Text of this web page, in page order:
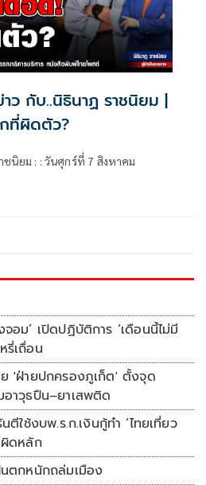
ว กับ..นิธินาฏ ราชนิยม |
ที่ผิดตัว?
นิยม : : วันศุกร์ที่ 7 สิงหาคม
จอม’ เปิดปฏิบัติการ ‘เดือนนี้ไม่มี
รี่เถื่อน
'ฝ่ายปกครองภูเก็ต' ตั้งจุด
อาวุธปืน–ยาเสพติด
นตีใช้งบพ.ร.ก.เงินกู้ทำ ‘ไทยเที่ยว
ผิดหลัก
ตกหนักถล่มเมือง